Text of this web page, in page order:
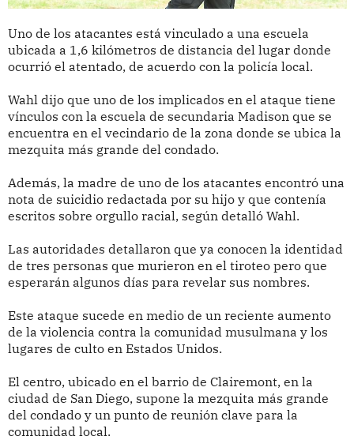
Uno de los atacantes está vinculado a una escuela
ubicada a 1,6 kilómetros de distancia del lugar donde
ocurrió el atentado, de acuerdo con la policía local.
Wahl dijo que uno de los implicados en el ataque tiene
vínculos con la escuela de secundaria Madison que se
encuentra en el vecindario de la zona donde se ubica la
mezquita más grande del condado.
Además, la madre de uno de los atacantes encontró una
nota de suicidio redactada por su hijo y que contenía
escritos sobre orgullo racial, según detalló Wahl.
Las autoridades detallaron que ya conocen la identidad
de tres personas que murieron en el tiroteo pero que
esperarán algunos días para revelar sus nombres.
Este ataque sucede en medio de un reciente aumento
de la violencia contra la comunidad musulmana y los
lugares de culto en Estados Unidos.
El centro, ubicado en el barrio de Clairemont, en la
ciudad de San Diego, supone la mezquita más grande
del condado y un punto de reunión clave para la
comunidad local.